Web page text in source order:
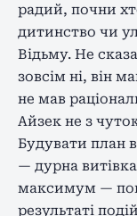
радий, почни
дитинство чи
Відьму. Не
зовсім ні, він
не мав
Айзек не з
Будувати план
— дурна
максимум —
результаті